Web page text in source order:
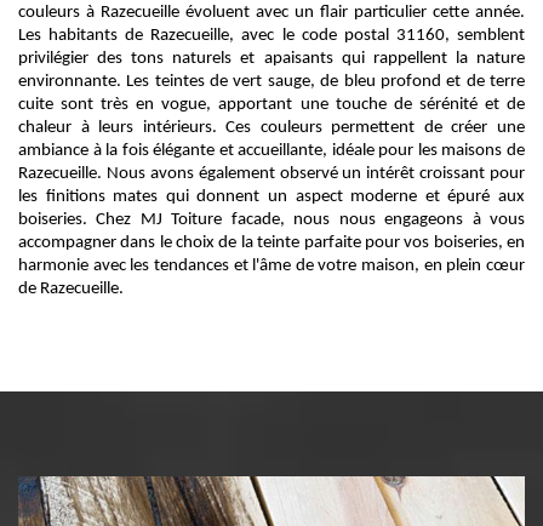
couleurs à Razecueille évoluent avec un flair particulier cette année.
Les habitants de Razecueille, avec le code postal 31160, semblent
privilégier des tons naturels et apaisants qui rappellent la nature
environnante. Les teintes de vert sauge, de bleu profond et de terre
cuite sont très en vogue, apportant une touche de sérénité et de
chaleur à leurs intérieurs. Ces couleurs permettent de créer une
ambiance à la fois élégante et accueillante, idéale pour les maisons de
Razecueille. Nous avons également observé un intérêt croissant pour
les finitions mates qui donnent un aspect moderne et épuré aux
boiseries. Chez MJ Toiture facade, nous nous engageons à vous
accompagner dans le choix de la teinte parfaite pour vos boiseries, en
harmonie avec les tendances et l'âme de votre maison, en plein cœur
de Razecueille.